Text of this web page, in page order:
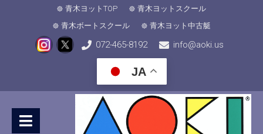
青木ヨットTOP
青木ヨットスクール
青木ボートスクール
青木ヨット中古艇
072-465-8192 info@aoki.us
JA